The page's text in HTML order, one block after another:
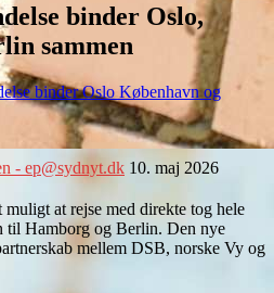
binder Oslo,
sammen
binder Oslo København og
- ep@sydnyt.dk 10. maj 2026
at rejse med direkte tog hele
til Hamborg og Berlin. Den nye
mellem DSB, norske Vy og